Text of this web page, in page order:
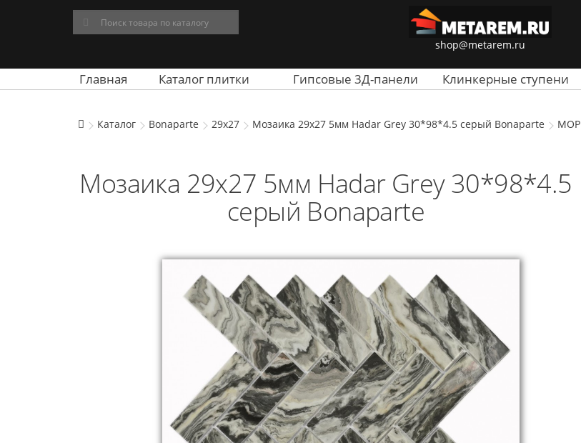
shop@metarem.ru
Главная Каталог плитки Гипсовые 3Д-панели Клинкерные ступени
Каталог Bonaparte 29x27 Мозаика 29x27 5мм Hadar Grey 30*98*4.5 серый Bonaparte MOP
Мозаика 29x27 5мм Hadar Grey 30*98*4.5
серый Bonaparte